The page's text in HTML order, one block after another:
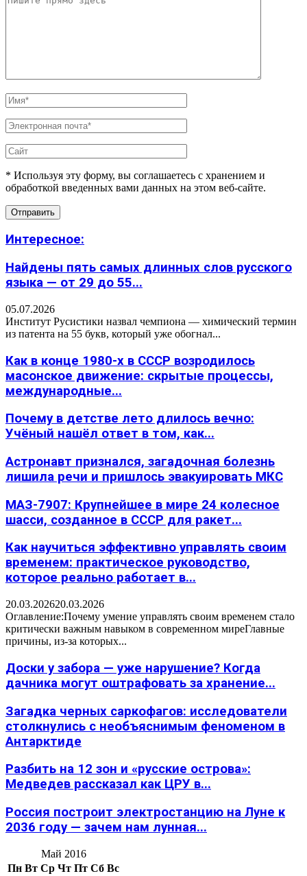
* Используя эту форму, вы соглашаетесь с хранением и
обработкой введенных вами данных на этом веб-сайте.
Интересное:
Найдены пять самых длинных слов русского
языка — от 29 до 55...
05.07.2026
Институт Русистики назвал чемпиона — химический термин
из патента на 55 букв, который уже обогнал...
Как в конце 1980-х в СССР возродилось
масонское движение: скрытые процессы,
международные...
Почему в детстве лето длилось вечно:
Учёный нашёл ответ в том, как...
Астронавт признался, загадочная болезнь
лишила речи и пришлось эвакуировать МКС
МАЗ-7907: Крупнейшее в мире 24 колесное
шасси, созданное в СССР для ракет...
Как научиться эффективно управлять своим
временем: практическое руководство,
которое реально работает в...
20.03.202620.03.2026
Оглавление:Почему умение управлять своим временем стало
критически важным навыком в современном миреГлавные
причины, из-за которых...
Доски у забора — уже нарушение? Когда
дачника могут оштрафовать за хранение...
Загадка черных саркофагов: исследователи
столкнулись с необъяснимым феноменом в
Антарктиде
Разбить на 12 зон и «русские острова»:
Медведев рассказал как ЦРУ в...
Россия построит электростанцию на Луне к
2036 году — зачем нам лунная...
Май 2016
Пн Вт Ср Чт Пт Сб Вс